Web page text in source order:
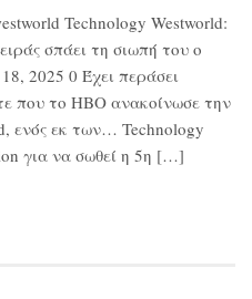
Technology Westworld:
σπάει τη σιωπή του ο
2025 0 Έχει περάσει
που το HBO ανακοίνωσε την
ενός εκ των… Technology
για να σωθεί η 5η […]